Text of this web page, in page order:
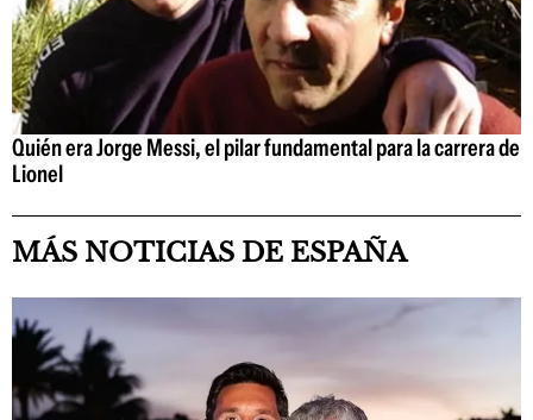
Quién era Jorge Messi, el pilar fundamental para la carrera de
Lionel
MÁS NOTICIAS DE ESPAÑA